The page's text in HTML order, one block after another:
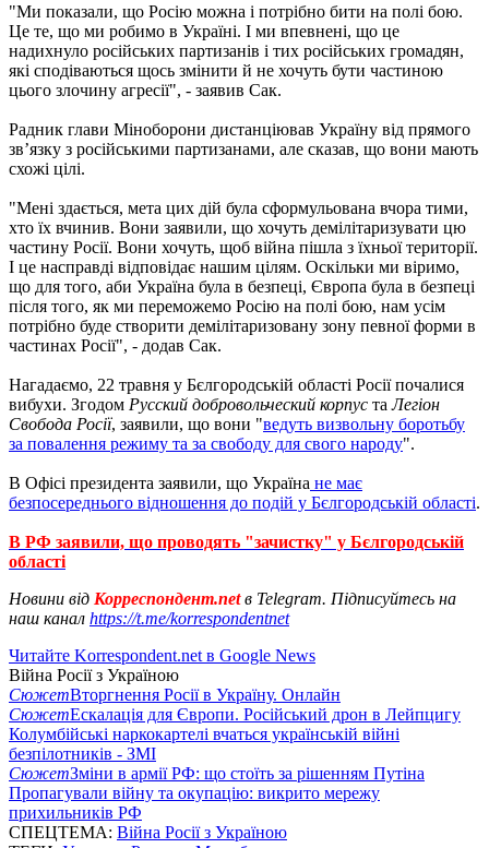
"Ми показали, що Росію можна і потрібно бити на полі бою.
Це те, що ми робимо в Україні. І ми впевнені, що це
надихнуло російських партизанів і тих російських громадян,
які сподіваються щось змінити й не хочуть бути частиною
цього злочину агресії", - заявив Сак.
Радник глави Міноборони дистанціював Україну від прямого
зв’язку з російськими партизанами, але сказав, що вони мають
схожі цілі.
"Мені здається, мета цих дій була сформульована вчора тими,
хто їх вчинив. Вони заявили, що хочуть демілітаризувати цю
частину Росії. Вони хочуть, щоб війна пішла з їхньої території.
І це насправді відповідає нашим цілям. Оскільки ми віримо,
що для того, аби Україна була в безпеці, Європа була в безпеці
після того, як ми переможемо Росію на полі бою, нам усім
потрібно буде створити демілітаризовану зону певної форми в
частинах Росії", - додав Сак.
Нагадаємо, 22 травня у Бєлгородській області Росії почалися
вибухи. Згодом Русский добровольческий корпус та Легіон
Свобода Росії, заявили, що вони "ведуть визвольну боротьбу
за повалення режиму та за свободу для свого народу".
В Офісі президента заявили, що Україна не має
безпосереднього відношення до подій у Бєлгородській області.
В РФ заявили, що проводять "зачистку" у Бєлгородській
області
Новини від Корреспондент.netв Telegram. Підписуйтесь на
наш канал https://t.me/korrespondentnet
Читайте Korrespondent.net в Google News
Війна Росії з Україною
СюжетВторгнення Росії в Україну. Онлайн
СюжетЕскалація для Європи. Російський дрон в Лейпцигу
Колумбійські наркокартелі вчаться українській війні
безпілотників - ЗМІ
СюжетЗміни в армії РФ: що стоїть за рішенням Путіна
Пропагували війну та окупацію: викрито мережу
прихильників РФ
СПЕЦТЕМА: Війна Росії з Україною